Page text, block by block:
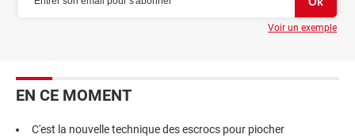
Voir un exemple
EN CE MOMENT
C'est la nouvelle technique des escrocs pour piocher